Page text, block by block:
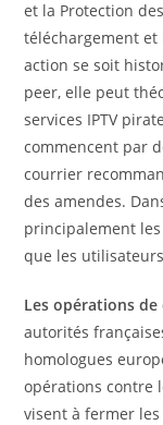
et la Protection
téléchargement et
action se soit
peer, elle peut
services IPTV
commencent par
courrier
des amendes.
principalement
que les
Les opérations
autorités
homologues
opérations contre
visent à fermer